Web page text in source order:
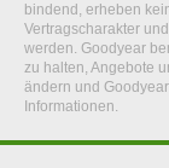
bindend, erheben
Vertragscharakter
werden. Goodyear
zu halten, Angebote
ändern und
Informationen.